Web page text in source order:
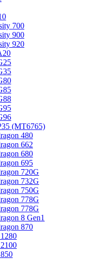
700
900
920
(MT6765)
480
662
680
695
720G
732G
750G
778G
778G
8 Gen1
870